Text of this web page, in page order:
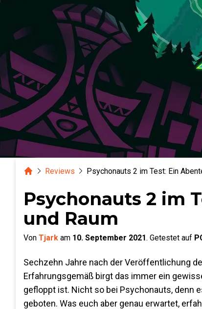
HomeReviews Psychonauts 2 im Test: Ein
Psychonauts 2 im
und Raum
Von Tjark am 10. September 2021. Getestet auf
Sechzehn Jahre nach der Veröffentlichung
Erfahrungsgemäß birgt das immer ein
gefloppt ist. Nicht so bei Psychonauts, denn
geboten. Was euch aber genau erwartet,